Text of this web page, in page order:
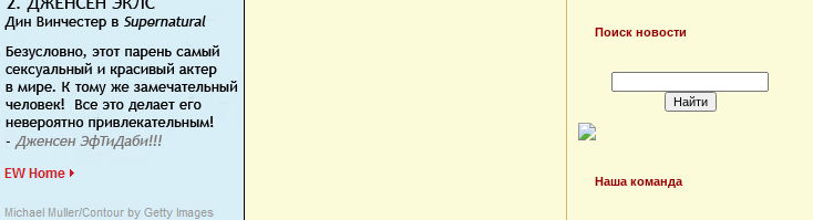
Поиск новости
Наша команда